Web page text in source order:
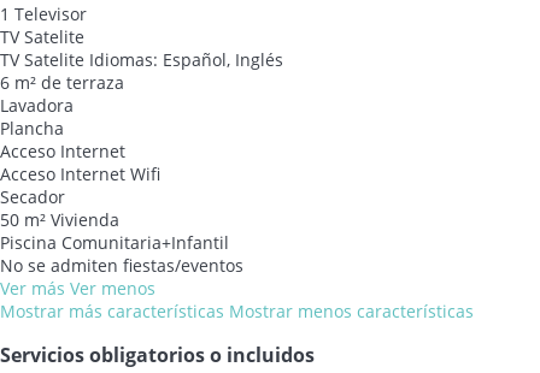
1 Televisor
TV Satelite
TV Satelite Idiomas: Español, Inglés
6 m² de terraza
Lavadora
Plancha
Acceso Internet
Acceso Internet Wifi
Secador
50 m² Vivienda
Piscina Comunitaria+Infantil
No se admiten fiestas/eventos
Ver más Ver menos
Mostrar más características Mostrar menos características
Servicios obligatorios o incluidos